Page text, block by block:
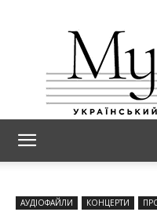
АУДІОФАЙЛИ КОНЦЕРТИ